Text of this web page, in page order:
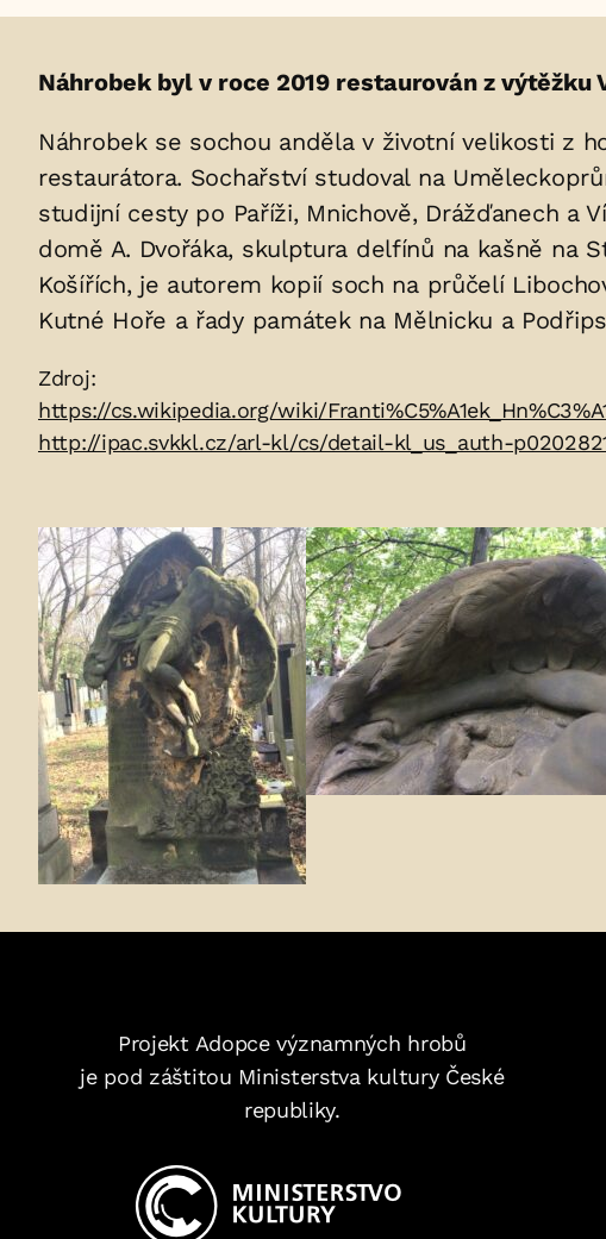
Životopis
osoby/osob
uložených
v
hrobu:
Náhrobek byl v roce 2019 restaurován z
Náhrobek se sochou anděla v životní velikosti z
restaurátora. Sochařství studoval na
studijní cesty po Paříži, Mnichově, Drážďanech a
domě A. Dvořáka, skulptura delfínů na kašně na
Košířích, je autorem kopií soch na průčelí
Kutné Hoře a řady památek na Mělnicku a
Zdroje:
Zdroj:
https://cs.wikipedia.org/wiki/
http://ipac.svkkl.cz/arl-kl/cs/detail-kl_us_auth-
Fotogalerie:
Projekt Adopce významných hrobů
je pod záštitou Ministerstva kultury České
republiky.